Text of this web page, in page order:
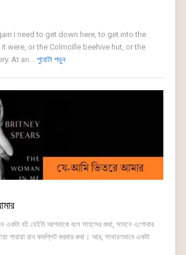
I need to get down here, to get into the
were, or the Colmcille beehive hut, or the
At an... পুরোটা পড়ুন
একটা বই যেইটা আপনাকে বলে সাহসের কথা, সামনে এগোবার
পারায়া রান কমপ্লিট করবার কথা। আর, সাধারণভাবে একটা